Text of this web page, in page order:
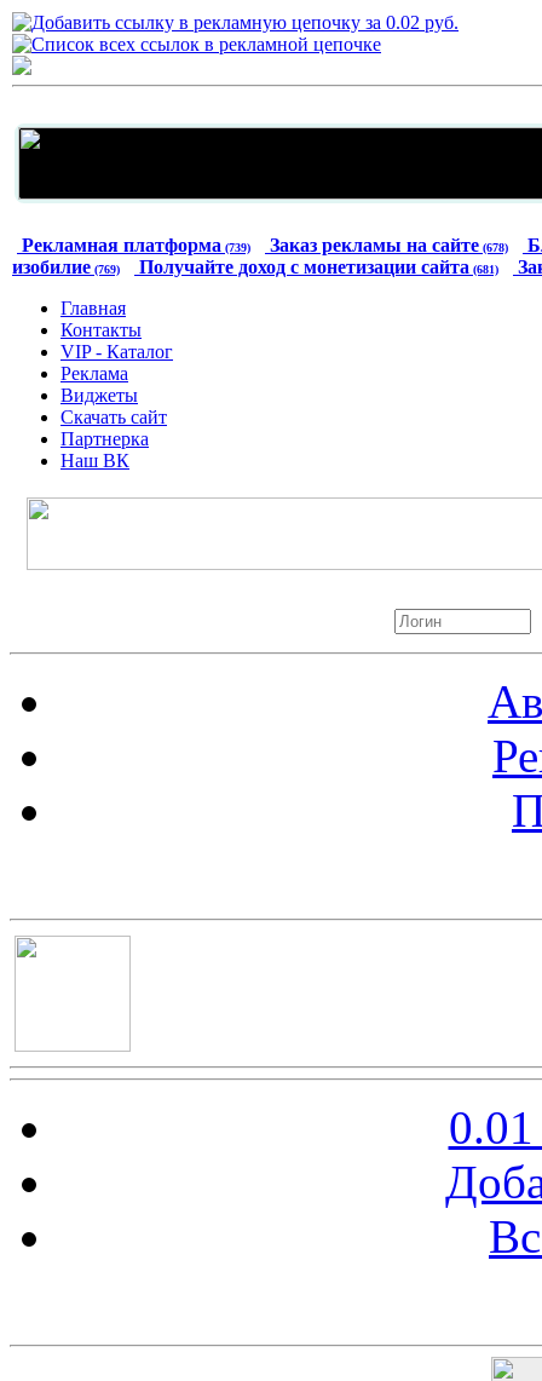
Рекламная платформа (739) Заказ рекламы на сайте (678)
изобилие (769) Получайте доход с монетизации сайта (681)
Главная
Контакты
VIP - Каталог
Реклама
Виджеты
Скачать сайт
Партнерка
Наш ВК